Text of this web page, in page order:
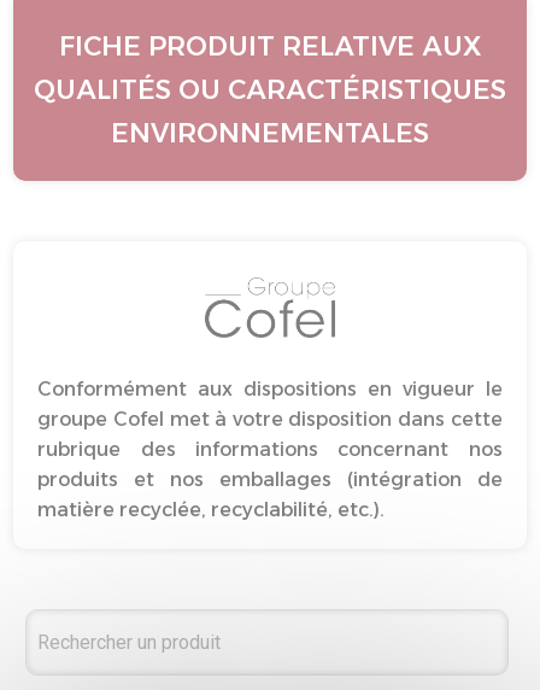
FICHE PRODUIT RELATIVE AUX
QUALITÉS OU CARACTÉRISTIQUES
ENVIRONNEMENTALES
Conformément aux dispositions en vigueur le
groupe Cofel met à votre disposition dans cette
rubrique des informations concernant nos
produits et nos emballages (intégration de
matière recyclée, recyclabilité, etc.).